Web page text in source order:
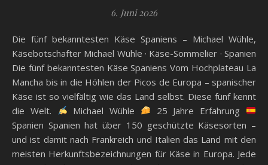
6. Juni 2026
Die fünf bekanntesten Käse Spaniens – Michael Wühle,
Käsebotschafter Michael Wühle · Käse-Sommelier · Spanien
Die fünf bekanntesten Käse Spaniens Vom Hochplateau La
Mancha bis in die Höhlen der Picos de Europa – spanischer
Käse ist so vielfältig wie das Land selbst. Diese fünf kennt
die Welt.
Michael Wühle
25 Jahre Erfahrung
Spanien Spanien hat über 150 geschützte Käsesorten –
und ist damit nach Frankreich und Italien das Land mit den
meisten Herkunftsbezeichnungen für Käse in Europa. Jede